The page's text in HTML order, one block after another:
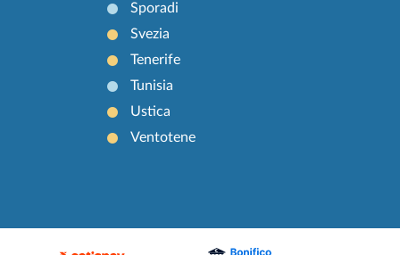
Sporadi
Svezia
Tenerife
Tunisia
Ustica
Ventotene